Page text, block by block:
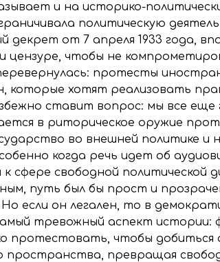
и на историко-
политическую
от 7 апреля 1933 года,
цензуре, чтобы не
перевернулась: протесты
которые хотят реализовать
ставит вопрос: мы все
в риторическое оружие
во внешней политике и
когда речь идет об
сфере свободной политической
путь был бы прост и
если он легален, то в
тревожный аспект истории:
протестовать, чтобы
пространства, превращая